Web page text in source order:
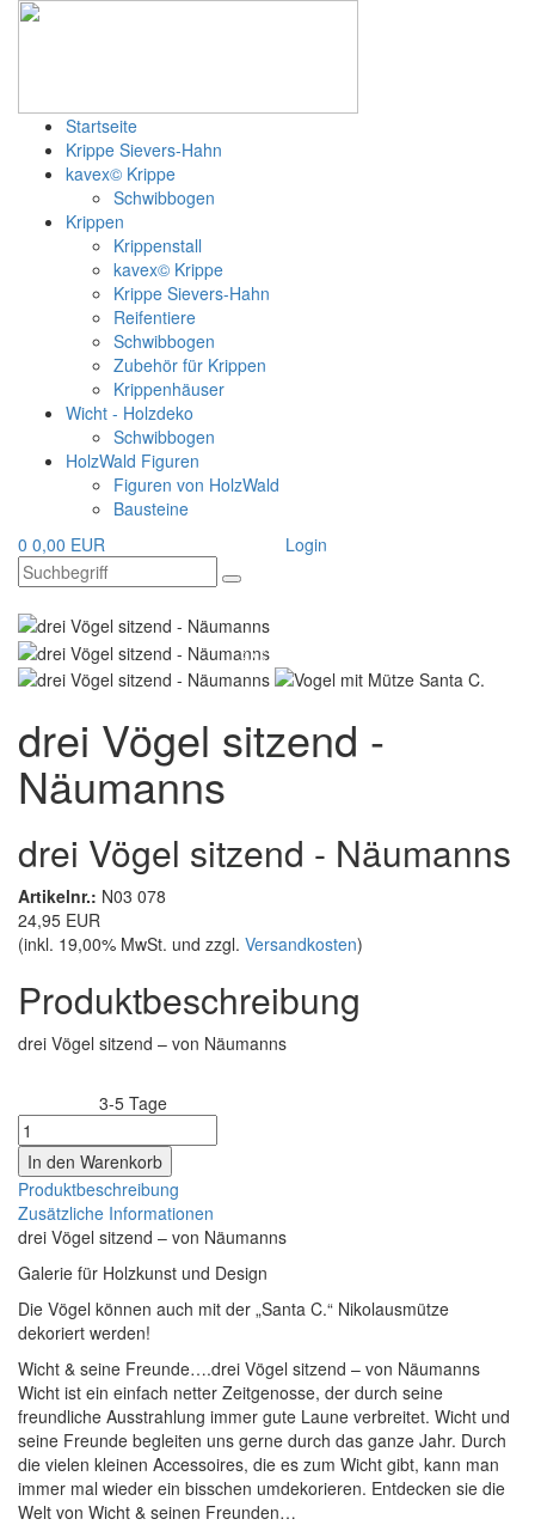
Startseite
Krippe Sievers-Hahn
kavex© Krippe
Schwibbogen
Krippen
Krippenstall
kavex© Krippe
Krippe Sievers-Hahn
Reifentiere
Schwibbogen
Zubehör für Krippen
Krippenhäuser
Wicht - Holzdeko
Schwibbogen
HolzWald Figuren
Figuren von HolzWald
Bausteine
0 0,00 EUR Login
drei Vögel sitzend -
Näumanns
drei Vögel sitzend - Näumanns
Artikelnr.: N03 078
24,95 EUR
(inkl. 19,00% MwSt. und zzgl. Versandkosten)
Produktbeschreibung
drei Vögel sitzend – von Näumanns
3-5 Tage
Produktbeschreibung
Zusätzliche Informationen
drei Vögel sitzend – von Näumanns
Galerie für Holzkunst und Design
Die Vögel können auch mit der „Santa C.“ Nikolausmütze
dekoriert werden!
Wicht & seine Freunde….drei Vögel sitzend – von Näumanns
Wicht ist ein einfach netter Zeitgenosse, der durch seine
freundliche Ausstrahlung immer gute Laune verbreitet. Wicht und
seine Freunde begleiten uns gerne durch das ganze Jahr. Durch
die vielen kleinen Accessoires, die es zum Wicht gibt, kann man
immer mal wieder ein bisschen umdekorieren. Entdecken sie die
Welt von Wicht & seinen Freunden…